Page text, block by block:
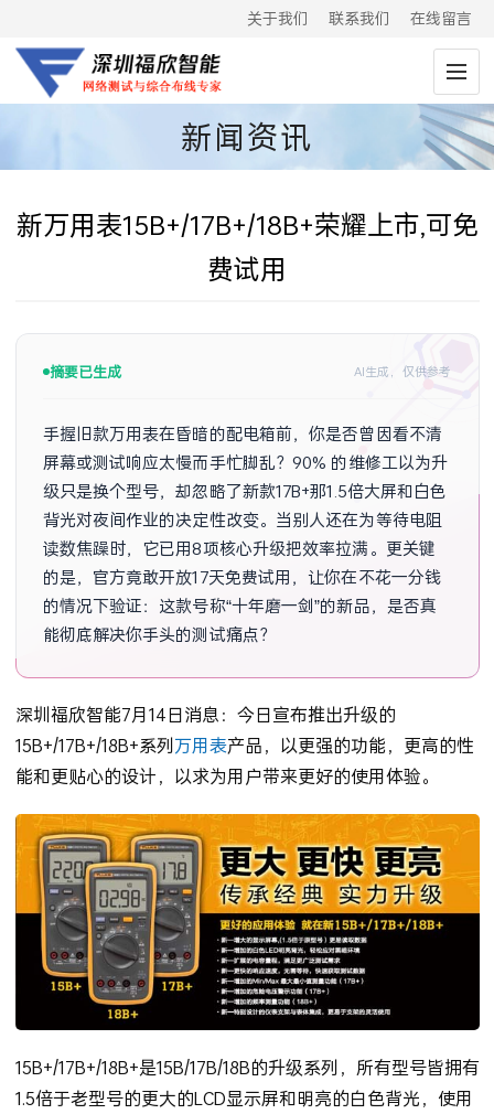
关于我们 联系我们 在线留言
新闻资讯
新万用表15B+/17B+/18B+荣耀上市,可免
费试用
摘要已生成 AI生成，仅供参考
手握旧款万用表在昏暗的配电箱前，你是否曾因看不清
屏幕或测试响应太慢而手忙脚乱？90% 的维修工以为升
级只是换个型号，却忽略了新款17B+那1.5倍大屏和白色
背光对夜间作业的决定性改变。当别人还在为等待电阻
读数焦躁时，它已用8项核心升级把效率拉满。更关键
的是，官方竟敢开放17天免费试用，让你在不花一分钱
的情况下验证：这款号称“十年磨一剑”的新品，是否真
能彻底解决你手头的测试痛点？
深圳福欣智能7月14日消息：今日宣布推出升级的
15B+/17B+/18B+系列万用表产品，以更强的功能，更高的性
能和更贴心的设计，以求为用户带来更好的使用体验。
15B+/17B+/18B+是15B/17B/18B的升级系列，所有型号皆拥有
1.5倍于老型号的更大的LCD显示屏和明亮的白色背光，使用